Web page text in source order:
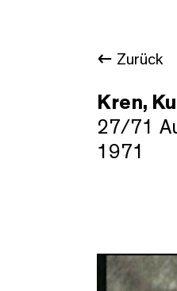
Zurück
Kren,
27/71
1971